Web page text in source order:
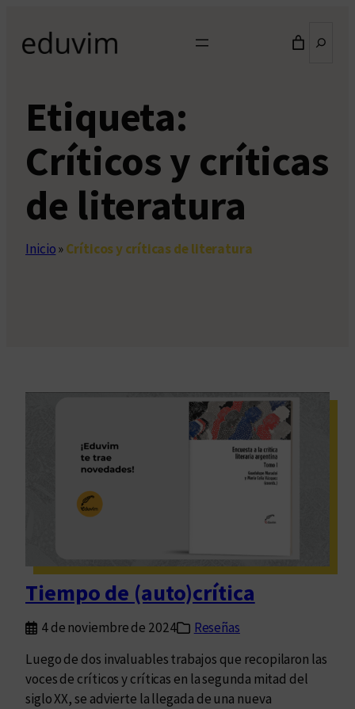
contenido
Etiqueta:
Críticos y críticas
de literatura
Inicio»Críticos y críticas de literatura
Tiempo de (auto)crítica
4 de noviembre de 2024
Reseñas
Luego de dos invaluables trabajos que recopilaron las
voces de críticos y críticas en la segunda mitad del
siglo XX, se advierte la llegada de una nueva